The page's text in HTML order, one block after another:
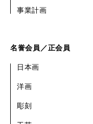
事業計画
名誉会員／正会員
日本画
洋画
彫刻